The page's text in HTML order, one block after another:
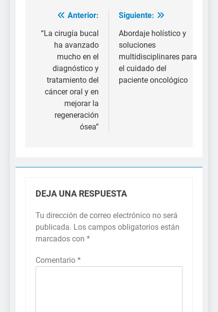
Navegación
de
entradas
Anterior:
“La cirugía bucal
ha avanzado
mucho en el
diagnóstico y
tratamiento del
cáncer oral y en
mejorar la
regeneración
ósea”
Siguiente:
Abordaje holístico y
soluciones
multidisciplinares para
el cuidado del
paciente oncológico
DEJA UNA RESPUESTA
Tu dirección de correo electrónico no será
publicada. Los campos obligatorios están
marcados con *
Comentario *